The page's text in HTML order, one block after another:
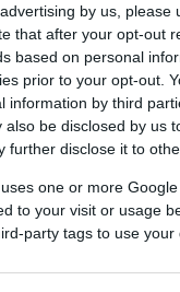
by us, please
that after your opt-out
based on personal
prior to your opt-out.
by third
be disclosed by us
further disclose it to
one or more
to your visit or usage
party tags to use
με
όλα τα
ήταν
αναφέροντας
σπιτιού